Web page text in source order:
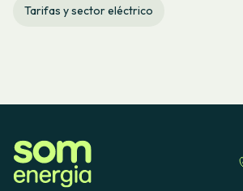
Tarifas y sector eléctrico